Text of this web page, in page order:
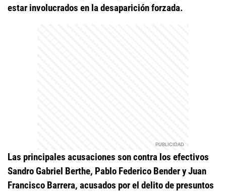
estar involucrados en la desaparición forzada.
Las principales acusaciones son contra los efectivos
Sandro Gabriel Berthe, Pablo Federico Bender y Juan
Francisco Barrera, acusados por el delito de presuntos